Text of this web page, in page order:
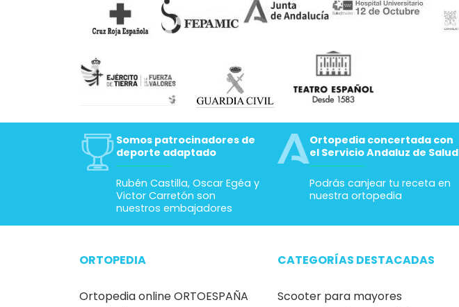
Somos patrocinadores de
deporte adaptado
Rubén Castilla, Oscar Egéa y
Victor Carretón son
nuestros embajadores
Ortopedia concertada con
el Servicio Andaluz de Salud
Podrás canjear tu receta en
nuestra ortopedia
ORTOPEDIA
Ortopedia online ORTOESPAÑA
CATEGORÍAS DESTACADAS
Scooter para mayores